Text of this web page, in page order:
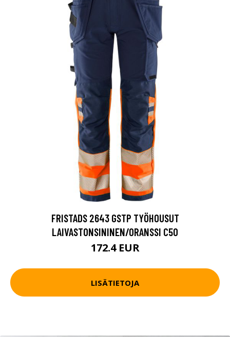
FRISTADS 2643 GSTP TYÖHOUSUT
LAIVASTONSININEN/ORANSSI C50
172.4 EUR
LISÄTIETOJA